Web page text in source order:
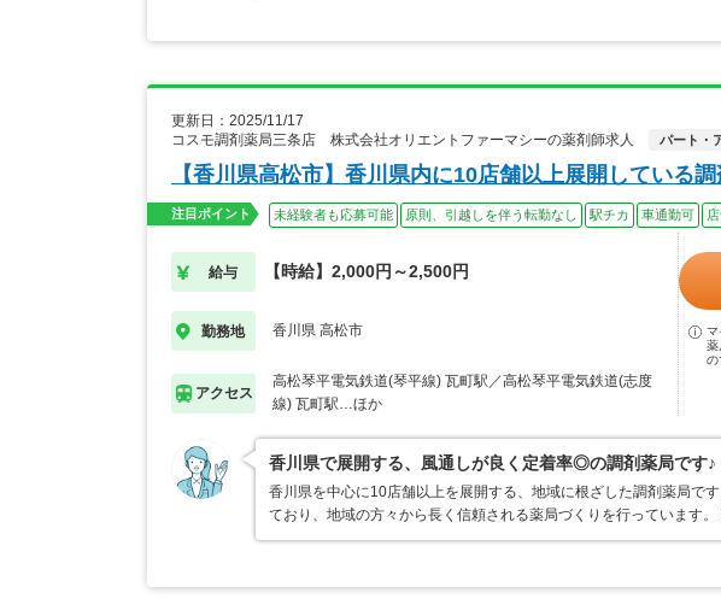
更新日：2025/11/17
コスモ調剤薬局三条店 株式会社オリエントファーマシーの薬剤師求人
パート・
【香川県高松市】香川県内に10店舗以上展開している
注目ポイント 未経験者も応募可能 原則、引越しを伴う転勤なし 駅チカ 車通勤可
給与 【時給】2,000円～2,500円
勤務地 香川県 高松市
アクセス
高松琴平電気鉄道(琴平線) 瓦町駅／高松琴平電気鉄道(志度
線) 瓦町駅…ほか
マ
薬
の
香川県で展開する、風通しが良く定着率◎の調剤薬局です♪
香川県を中心に10店舗以上を展開する、地域に根ざした調剤薬局で
ており、地域の方々から長く信頼される薬局づくりを行っています